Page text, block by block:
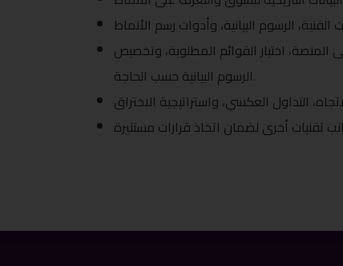
اختيار القوائم المطلوبة، وتخصيص
الرسوم البيانية حسب الحاجة.